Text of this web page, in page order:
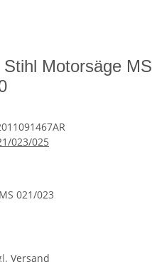
Motorsäge MS
023/025
021/023
Versand